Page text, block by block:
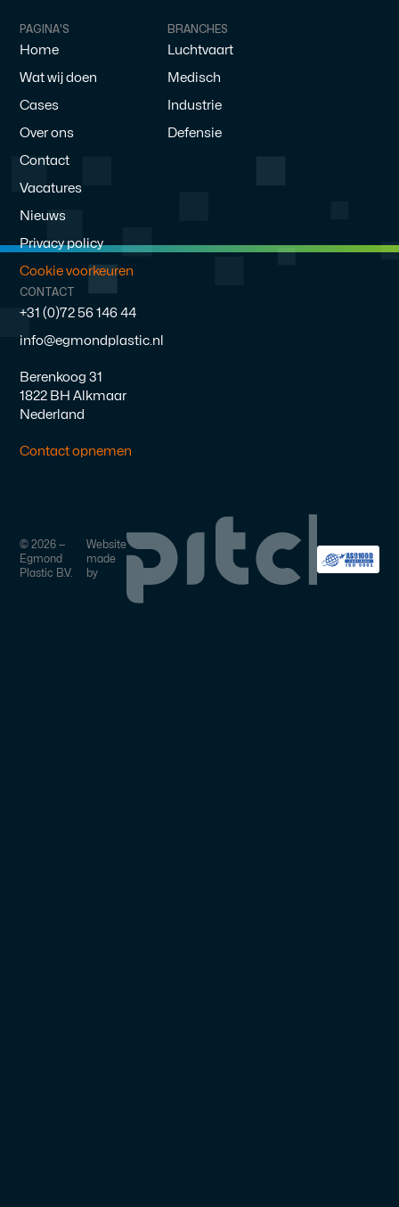
PAGINA'S
Home
Wat wij doen
Cases
Over ons
Contact
Vacatures
Nieuws
Privacy policy
Cookie voorkeuren
BRANCHES
Luchtvaart
Medisch
Industrie
Defensie
CONTACT
+31 (0)72 56 146 44
info@egmondplastic.nl
Berenkoog 31
1822 BH Alkmaar
Nederland
Contact opnemen
©2026 —
Egmond
Plastic B.V.
Website
made
by